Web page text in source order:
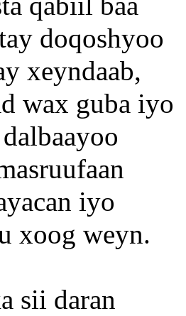
doqoshyoo
xeyndaab,
wax guba iyo
iyo
xoog weyn.
sii daran